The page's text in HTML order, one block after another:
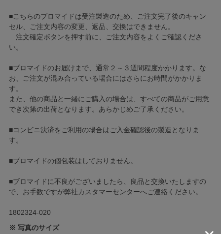
■こちらのブロマイドは受注製造のため、ご注文完了後のキャン
セル、ご注文内容の変更、返品、交換はできません。
注文確定ボタンを押す前に、ご注文内容をよくご確認くださ
い。
■ブロマイドのお届けまで、通常２～３週間程度かかります。な
お、ご注文が混み合っている場合にはさらにお時間がかかりま
す。
また、他の商品と一緒にご購入の場合は、すべての商品がご用意
でき次第の出荷となります。あらかじめご了承ください。
■コンビニ決済をご利用の場合はご入金確認後の製造となりま
す。
■ブロマイドの個包装はしておりません。
■ブロマイドに不良がございましたら、良品と交換いたしますの
で、お手数ですが弊社カスタマーセンターへご連絡ください。
1802324-020
※ 写真のサイズ